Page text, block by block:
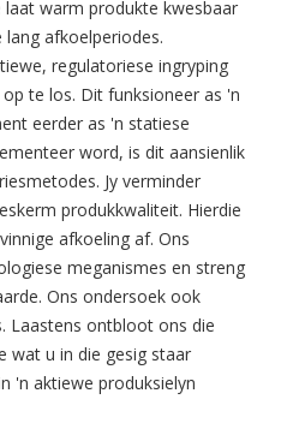
warm produkte kwesbaar
afkoelperiodes.
regulatoriese ingryping
te los. Dit funksioneer as 'n
eerder as 'n statiese
word, is dit aansienlik
Jy verminder
produkkwaliteit. Hierdie
afkoeling af. Ons
meganismes en streng
Ons ondersoek ook
Laastens ontbloot ons die
wat u in die gesig staar
'n aktiewe produksielyn